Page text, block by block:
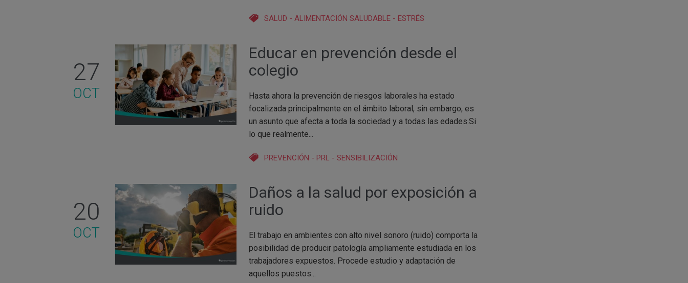
SALUD - ALIMENTACIÓN SALUDABLE - ESTRÉS
27
OCT
Educar en prevención desde el
colegio
Hasta ahora la prevención de riesgos laborales ha estado
focalizada principalmente en el ámbito laboral, sin embargo, es
un asunto que afecta a toda la sociedad y a todas las edades.Si
lo que realmente...
PREVENCIÓN - PRL - SENSIBILIZACIÓN
20
OCT
Daños a la salud por exposición a
ruido
El trabajo en ambientes con alto nivel sonoro (ruido) comporta la
posibilidad de producir patología ampliamente estudiada en los
trabajadores expuestos. Procede estudio y adaptación de
aquellos puestos...